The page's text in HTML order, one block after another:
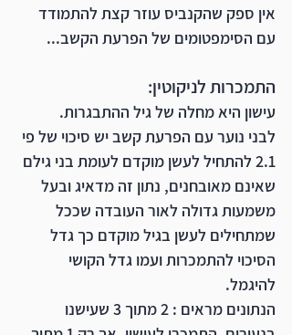
אין ספק שהקנביס עוזר קצת להתמודד
עם הסימפטומים של הפרעת הקשב...
התמכרות לניקוטין:
עישון היא מחלה של גיל ההתבגרות.
לבני נוער עם הפרעת קשב יש סיכוי של פי
2.1 להתחיל לעשן מוקדם לעומת בני גילם
שאינם מאובחנים, נתון זה מדאיג ובעל
משמעות גדולה לאור העובדה שככל
שמתחילים לעשן בגיל מוקדם כך גדל
הסיכוי להתמכרות ועמו גדל הקושי
להיגמל.
הנתונים מראים : 2 מתוך 3 שעישנו